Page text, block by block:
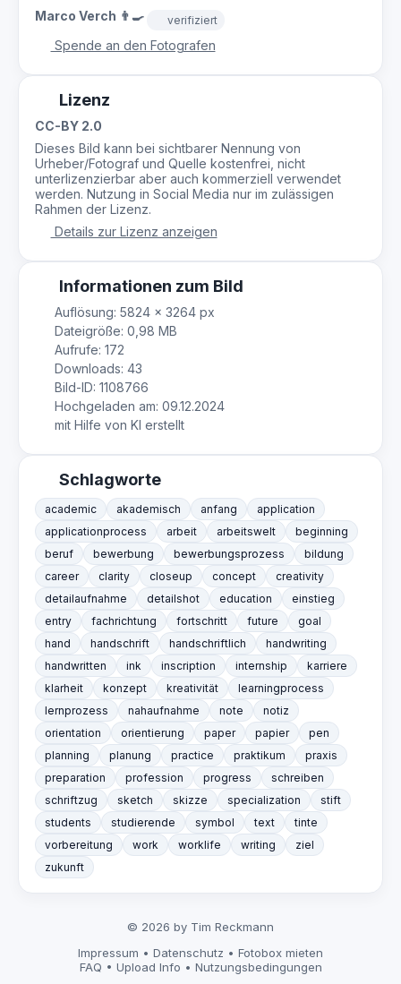
Marco Verch 👨‍🍳 verifiziert
Spende an den Fotografen
Lizenz
CC-BY 2.0
Dieses Bild kann bei sichtbarer Nennung von
Urheber/Fotograf und Quelle kostenfrei, nicht
unterlizenzierbar aber auch kommerziell verwendet
werden. Nutzung in Social Media nur im zulässigen
Rahmen der Lizenz.
Details zur Lizenz anzeigen
Informationen zum Bild
Auflösung: 5824 × 3264 px
Dateigröße: 0,98 MB
Aufrufe: 172
Downloads: 43
Bild-ID: 1108766
Hochgeladen am: 09.12.2024
mit Hilfe von KI erstellt
Schlagworte
academic akademisch anfang
application
applicationprocess
arbeit arbeitswelt
beginning
beruf
bewerbung bewerbungsprozess
bildung
career
clarity closeup concept
creativity
detailaufnahme
detailshot education
einstieg
entry
fachrichtung fortschritt future
goal
hand
handschrift handschriftlich
handwriting
handwritten
ink inscription internship
karriere
klarheit
konzept kreativität
learningprocess
lernprozess
nahaufnahme note
notiz
orientation
orientierung paper papier
pen
planning
planung practice praktikum
praxis
preparation
profession progress
schreiben
schriftzug
sketch skizze specialization
stift
students
studierende symbol text
tinte
vorbereitung
work worklife writing
ziel
zukunft
© 2026 by Tim Reckmann
Impressum • Datenschutz • Fotobox mieten
FAQ • Upload Info • Nutzungsbedingungen